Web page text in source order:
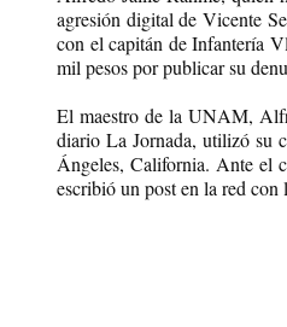
agresión digital de Vicente
con el capitán de Infantería
mil pesos por publicar su
El maestro de la UNAM,
diario La Jornada, utilizó su
Ángeles, California. Ante el
escribió un post en la red